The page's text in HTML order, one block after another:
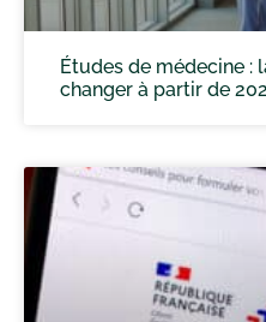
Études de médecine :
changer à partir de